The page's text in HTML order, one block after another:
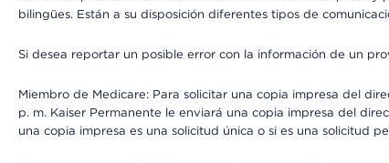
bilingües. Están a su disposición diferentes tipos de
Si desea reportar un posible error con la información de un
Miembro de Medicare: Para solicitar una copia impresa del
p. m. Kaiser Permanente le enviará una copia impresa del
una copia impresa es una solicitud única o si es una solicitud